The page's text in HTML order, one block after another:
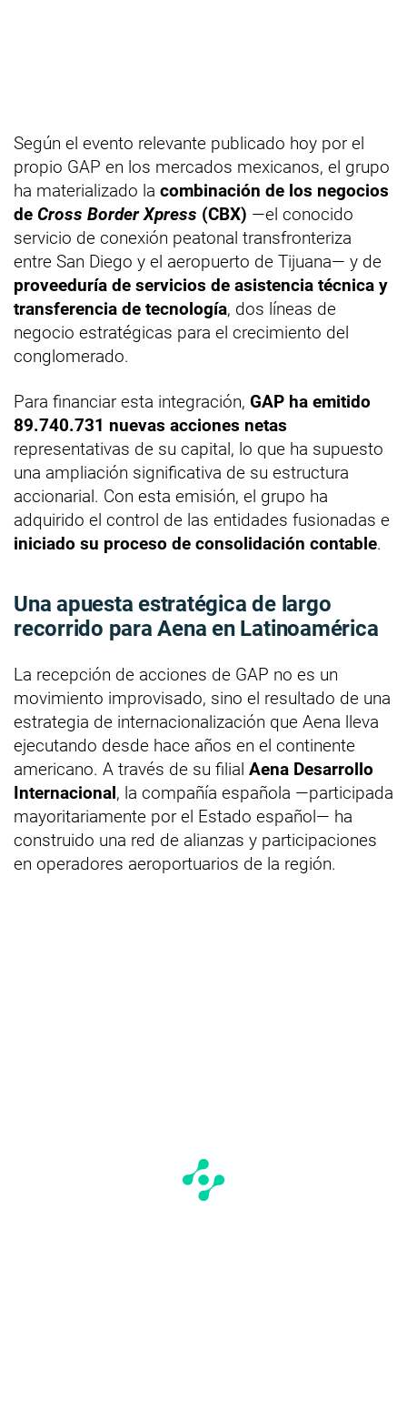
Según el evento relevante publicado hoy por el
propio GAP en los mercados mexicanos, el grupo
ha materializado la combinación de los negocios
de Cross Border Xpress (CBX) —el conocido
servicio de conexión peatonal transfronteriza
entre San Diego y el aeropuerto de Tijuana— y de
proveeduría de servicios de asistencia técnica y
transferencia de tecnología, dos líneas de
negocio estratégicas para el crecimiento del
conglomerado.
Para financiar esta integración, GAP ha emitido
89.740.731 nuevas acciones netas
representativas de su capital, lo que ha supuesto
una ampliación significativa de su estructura
accionarial. Con esta emisión, el grupo ha
adquirido el control de las entidades fusionadas e
iniciado su proceso de consolidación contable.
Una apuesta estratégica de largo
recorrido para Aena en Latinoamérica
La recepción de acciones de GAP no es un
movimiento improvisado, sino el resultado de una
estrategia de internacionalización que Aena lleva
ejecutando desde hace años en el continente
americano. A través de su filial Aena Desarrollo
Internacional, la compañía española —participada
mayoritariamente por el Estado español— ha
construido una red de alianzas y participaciones
en operadores aeroportuarios de la región.